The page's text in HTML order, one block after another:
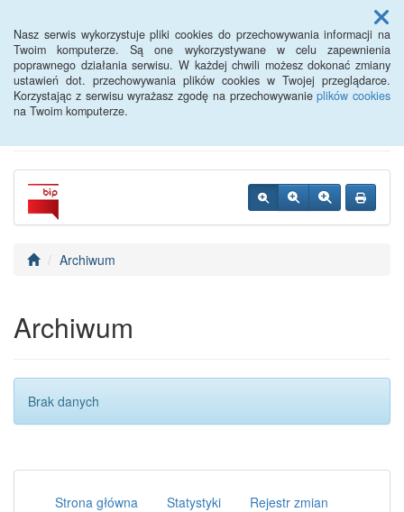
Nasz serwis wykorzystuje pliki cookies do przechowywania informacji na
Twoim komputerze. Są one wykorzystywane w celu zapewnienia
poprawnego działania serwisu. W każdej chwili możesz dokonać zmiany
ustawień dot. przechowywania plików cookies w Twojej przeglądarce.
Korzystając z serwisu wyrażasz zgodę na przechowywanieplików cookies
na Twoim komputerze.
Menu
Dom Pomocy Społecznej
w Dolicach
Archiwum
Archiwum
Brak danych
Strona główna Statystyki
Rejestr zmian